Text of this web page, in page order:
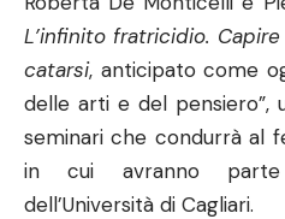
L’infinito fratricidio.
catarsi, anticipato come
delle arti e del
seminari che condurrà al
in cui avranno
dell’Università di Cagliari.